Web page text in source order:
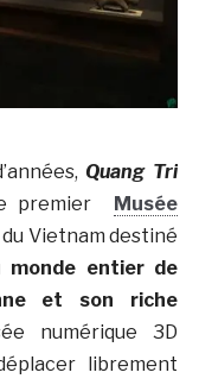
Quang Tri
premier Musée
Vietnam destiné
entier de
et son riche
numérique 3D
librement